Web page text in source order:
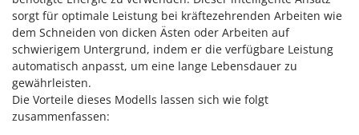
Luftentfeuchter
Luftkühler
M
Mähroboter
Maisentkörnungsmaschinen
Manuelle Heckenscheren
F
FAC
Fama Industrie
Famag
Famur
sorgt für optimale Leistung bei kräftezehrenden Arbeiten wie
dem Schneiden von dicken Ästen oder Arbeiten auf
schwierigem Untergrund, indem er die verfügbare Leistung
automatisch anpasst, um eine lange Lebensdauer zu
gewährleisten.
Die Vorteile dieses Modells lassen sich wie folgt
zusammenfassen: